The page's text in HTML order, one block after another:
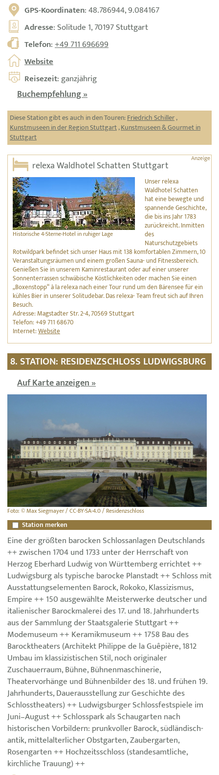
GPS-Koordinaten: 48.786944, 9.084167
Adresse: Solitude 1, 70197 Stuttgart
Telefon:+49 711 696699
Website
Reisezeit: ganzjährig
Buchempfehlung »
Diese Station gibt es auch in den Touren:Friedrich Schiller,
Kunstmuseen in der Region Stuttgart,Kunstmuseen & Gourmet in
Stuttgart
relexa Waldhotel Schatten Stuttgart
Historische 4-Sterne-Hotel in ruhiger Lage
Unser relexa
Waldhotel Schatten
hat eine bewegte und
spannende Geschichte,
die bis ins Jahr 1783
zurückreicht. Inmitten
des
Naturschutzgebiets
Rotwildpark befindet sich unser Haus mit 138 komfortablen Zimmern, 10
Veranstaltungsräumen und einem großen Sauna- und Fitnessbereich.
Genießen Sie in unserem Kaminrestaurant oder auf einer unserer
Sonnenterrassen schwäbische Köstlichkeiten oder machen Sie einen
„Boxenstopp“ à la relexa nach einer Tour rund um den Bärensee für ein
kühles Bier in unserer Solitudebar. Das relexa- Team freut sich auf Ihren
Besuch.
Adresse: Magstadter Str. 2-4, 70569 Stuttgart
Telefon: +49 711 68670
Internet:Website
8. STATION: RESIDENZSCHLOSS LUDWIGSBURG
Auf Karte anzeigen »
Foto: © Max Siegmayer / CC-BY-SA-4.0 / Residenzschloss
Station merken
Eine der größten barocken Schlossanlagen Deutschlands
++ zwischen 1704 und 1733 unter der Herrschaft von
Herzog Eberhard Ludwig von Württemberg errichtet ++
Ludwigsburg als typische barocke Planstadt ++ Schloss mit
Ausstattungselementen Barock, Rokoko, Klassizismus,
Empire ++ 150 ausgewählte Meisterwerke deutscher und
italienischer Barockmalerei des 17. und 18. Jahrhunderts
aus der Sammlung der Staatsgalerie Stuttgart ++
Modemuseum ++ Keramikmuseum ++ 1758 Bau des
Barocktheaters (Architekt Philippe de la Guêpière, 1812
Umbau im klassizistischen Stil, noch originaler
Zuschauerraum, Bühne, Bühnenmaschinerie,
Theatervorhänge und Bühnenbilder des 18. und frühen 19.
Jahrhunderts, Dauerausstellung zur Geschichte des
Schlosstheaters) ++ Ludwigsburger Schlossfestspiele im
Juni–August ++ Schlosspark als Schaugarten nach
historischen Vorbildern: prunkvoller Barock, südländisch-
antik, mittelalterlicher Obstgarten, Zaubergarten,
Rosengarten ++ Hochzeitsschloss (standesamtliche,
kirchliche Trauung) ++